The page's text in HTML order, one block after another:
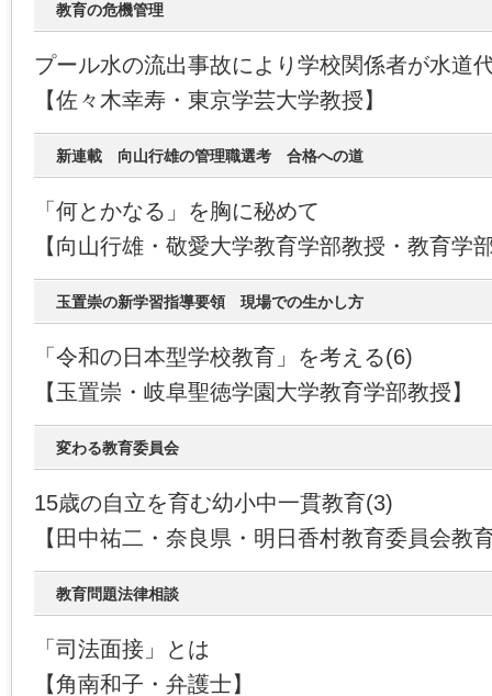
教育の危機管理
プール水の流出事故により学校関係者が水道
【佐々木幸寿・東京学芸大学教授】
新連載 向山行雄の管理職選考 合格への道
「何とかなる」を胸に秘めて
【向山行雄・敬愛大学教育学部教授・教育学
玉置崇の新学習指導要領 現場での生かし方
「令和の日本型学校教育」を考える(6)
【玉置崇・岐阜聖徳学園大学教育学部教授】
変わる教育委員会
15歳の自立を育む幼小中一貫教育(3)
【田中祐二・奈良県・明日香村教育委員会教
教育問題法律相談
「司法面接」とは
【角南和子・弁護士】